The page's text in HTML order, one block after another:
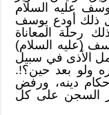
عليه السلام
ذلك أودع يوسف
رحلة المعاناة
(عليه السلام)
الأذى في سبيل
ولو بعد حين؟!.
دينه، ورفض
السجن على كل